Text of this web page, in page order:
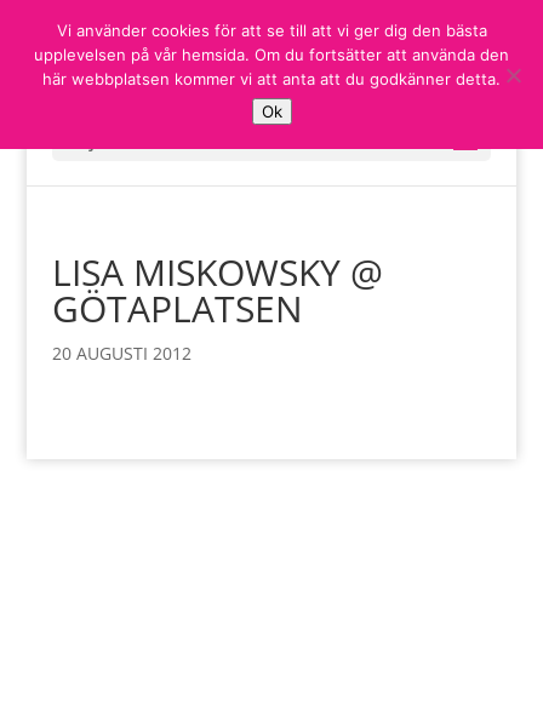
LISA MISKOWSKY @
GÖTAPLATSEN
20 AUGUSTI 2012
Vi använder cookies för att se till att vi ger dig den bästa
upplevelsen på vår hemsida. Om du fortsätter att använda den
här webbplatsen kommer vi att anta att du godkänner detta.
Ok